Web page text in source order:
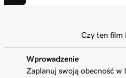
Wprowadzenie
Zaplanuj swoją obecność w
Czy ten film